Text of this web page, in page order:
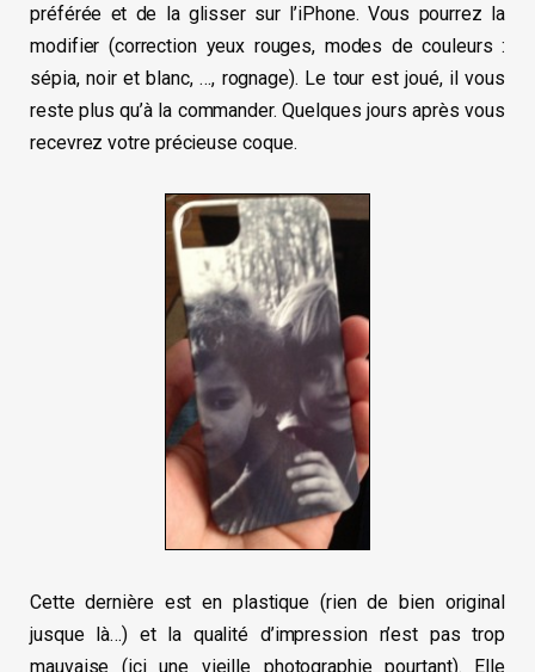
préférée et de la glisser sur l’iPhone. Vous pourrez la
modifier (correction yeux rouges, modes de couleurs :
sépia, noir et blanc, …, rognage). Le tour est joué, il vous
reste plus qu’à la commander. Quelques jours après vous
recevrez votre précieuse coque.
Cette dernière est en plastique (rien de bien original
jusque là…) et la qualité d’impression n’est pas trop
mauvaise (ici une vieille photographie pourtant). Elle